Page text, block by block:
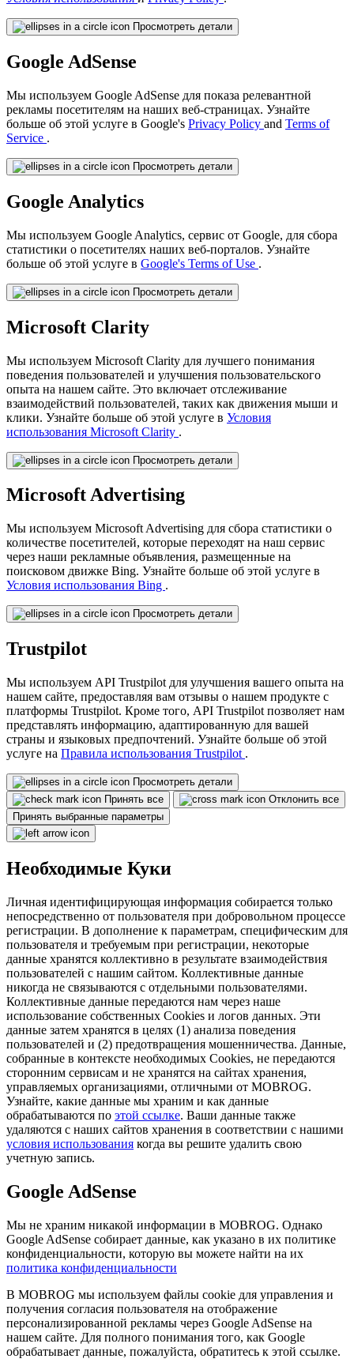
Просмотреть детали
Google AdSense
Мы используем Google AdSense для показа релевантной
рекламы посетителям на наших веб-страницах. Узнайте
больше об этой услуге в Google's Privacy Policy and Terms of
Service .
Просмотреть детали
Google Analytics
Мы используем Google Analytics, сервис от Google, для сбора
статистики о посетителях наших веб-порталов. Узнайте
больше об этой услуге в Google's Terms of Use .
Просмотреть детали
Microsoft Clarity
Мы используем Microsoft Clarity для лучшего понимания
поведения пользователей и улучшения пользовательского
опыта на нашем сайте. Это включает отслеживание
взаимодействий пользователей, таких как движения мыши и
клики. Узнайте больше об этой услуге в Условия
использования Microsoft Clarity .
Просмотреть детали
Microsoft Advertising
Мы используем Microsoft Advertising для сбора статистики о
количестве посетителей, которые переходят на наш сервис
через наши рекламные объявления, размещенные на
поисковом движке Bing. Узнайте больше об этой услуге в
Условия использования Bing .
Просмотреть детали
Trustpilot
Мы используем API Trustpilot для улучшения вашего опыта на
нашем сайте, предоставляя вам отзывы о нашем продукте с
платформы Trustpilot. Кроме того, API Trustpilot позволяет нам
представлять информацию, адаптированную для вашей
страны и языковых предпочтений. Узнайте больше об этой
услуге на Правила использования Trustpilot .
Просмотреть детали
Принять все
Отклонить все
Принять выбранные параметры
Необходимые Куки
Личная идентифицирующая информация собирается только
непосредственно от пользователя при добровольном процессе
регистрации. В дополнение к параметрам, специфическим для
пользователя и требуемым при регистрации, некоторые
данные хранятся коллективно в результате взаимодействия
пользователей с нашим сайтом. Коллективные данные
никогда не связываются с отдельными пользователями.
Коллективные данные передаются нам через наше
использование собственных Cookies и логов данных. Эти
данные затем хранятся в целях (1) анализа поведения
пользователей и (2) предотвращения мошенничества. Данные,
собранные в контексте необходимых Cookies, не передаются
сторонним сервисам и не хранятся на сайтах хранения,
управляемых организациями, отличными от MOBROG.
Узнайте, какие данные мы храним и как данные
обрабатываются по этой ссылке. Ваши данные также
удаляются с наших сайтов хранения в соответствии с нашими
условия использования когда вы решите удалить свою
учетную запись.
Google AdSense
Мы не храним никакой информации в MOBROG. Однако
Google AdSense собирает данные, как указано в их политике
конфиденциальности, которую вы можете найти на их
политика конфиденциальности
В MOBROG мы используем файлы cookie для управления и
получения согласия пользователя на отображение
персонализированной рекламы через Google AdSense на
нашем сайте. Для полного понимания того, как Google
обрабатывает данные, пожалуйста, обратитесь к этой ссылке.